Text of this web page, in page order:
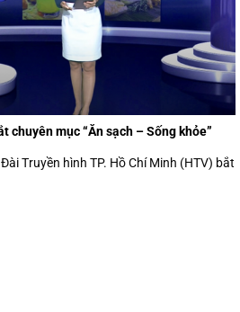
chuyên mục “Ăn sạch – Sống khỏe”
Truyền hình TP. Hồ Chí Minh (HTV) bắt